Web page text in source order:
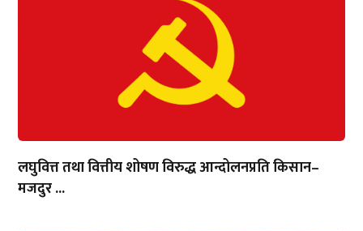
लघुवित्त तथा वित्तीय शोषण विरुद्ध आन्दोलनप्रति किसान–
मजदुर ...